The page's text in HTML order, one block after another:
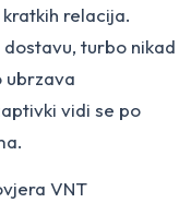
relacija.
turbo nikad
ubrzava
vidi se po
VNT